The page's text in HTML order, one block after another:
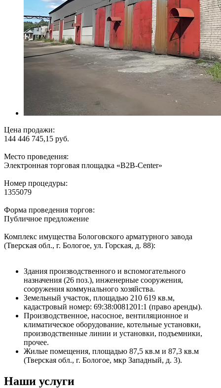
Цена продажи:
144 446 745,15 руб.
Место проведения:
Электронная торговая площадка «В2B-Center»
Номер процедуры:
1355079
Форма проведения торгов:
Публичное предложение
Комплекс имущества Бологовского арматурного завода
(Тверская обл., г. Бологое, ул. Горская, д. 88):
Здания производственного и вспомогательного
назначения (26 поз.), инженерные сооружения,
сооружения коммунального хозяйства.
Земельный участок, площадью 210 619 кв.м,
кадастровый номер: 69:38:0081201:1 (право аренды).
Производственное, насосное, вентиляционное и
климатическое оборудование, котельные установки,
производственные линии и установки, подъемники,
прочее.
Жилые помещения, площадью 87,5 кв.м и 87,3 кв.м
(Тверская обл., г. Бологое, мкр Западный, д. 3).
Наши услуги